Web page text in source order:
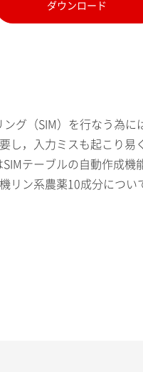
ダウンロード
グ（SIM）を行なう為
し，入力ミスも起こり易
テーブルの自動作成
ン系農薬10成分につ